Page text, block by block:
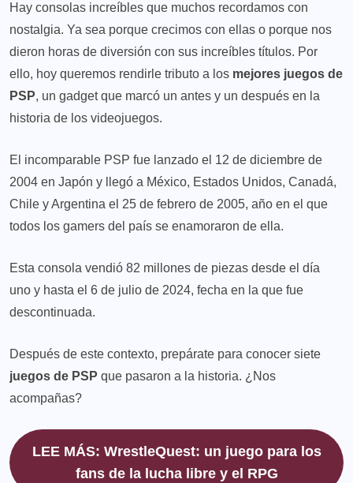
Hay consolas increíbles que muchos recordamos con
nostalgia. Ya sea porque crecimos con ellas o porque nos
dieron horas de diversión con sus increíbles títulos. Por
ello, hoy queremos rendirle tributo a los mejores juegos de
PSP, un gadget que marcó un antes y un después en la
historia de los videojuegos.
El incomparable PSP fue lanzado el 12 de diciembre de
2004 en Japón y llegó a México, Estados Unidos, Canadá,
Chile y Argentina el 25 de febrero de 2005, año en el que
todos los gamers del país se enamoraron de ella.
Esta consola vendió 82 millones de piezas desde el día
uno y hasta el 6 de julio de 2024, fecha en la que fue
descontinuada.
Después de este contexto, prepárate para conocer siete
juegos de PSP que pasaron a la historia. ¿Nos
acompañas?
LEE MÁS: WrestleQuest: un juego para los
fans de la lucha libre y el RPG